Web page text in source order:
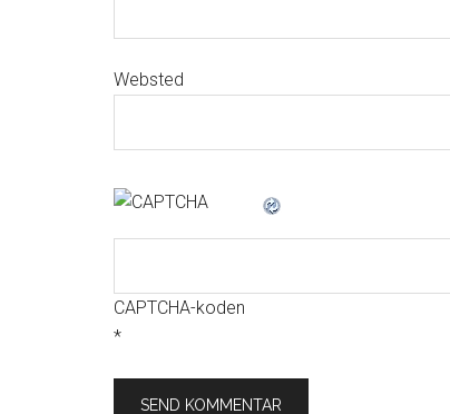
Websted
CAPTCHA-koden
*